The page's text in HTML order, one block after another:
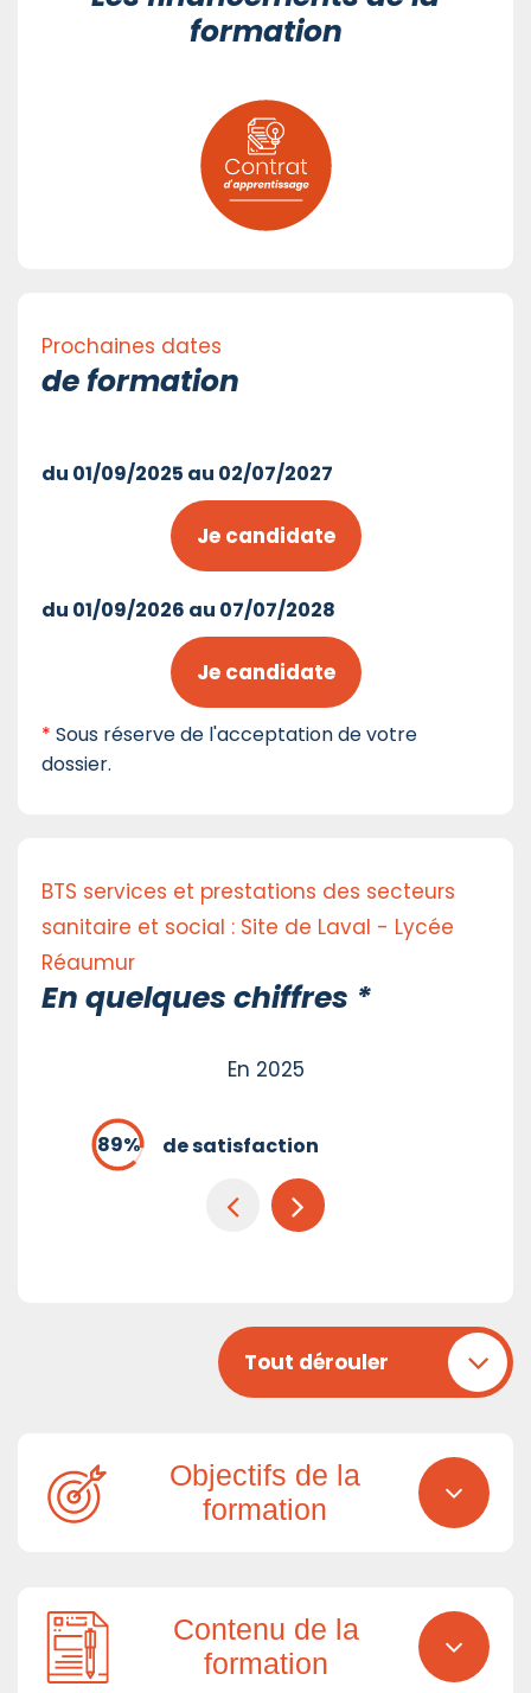
formation
Prochaines dates
de formation
du 01/09/2025 au 02/07/2027
Je candidate
du 01/09/2026 au 07/07/2028
Je candidate
* Sous réserve de l'acceptation de votre
dossier.
BTS services et prestations des secteurs
sanitaire et social : Site de Laval - Lycée
Réaumur
En quelques chiffres *
En 2025
de satisfaction
Tout dérouler
Objectifs de la
formation
Contenu de la
formation